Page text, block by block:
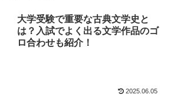
大学受験で重要な古典文学史と
は？入試でよく出る文学作品のゴ
ロ合わせも紹介！
2025.06.05